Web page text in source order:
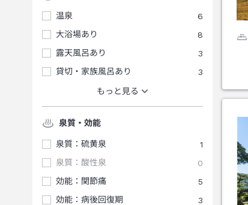
温泉
6
大浴場あり
8
露天風呂あり
3
貸切・家族風呂あり
3
もっと見る
泉質・効能
泉質：硫黄泉
1
泉質：酸性泉
0
効能：関節痛
5
効能：病後回復期
3